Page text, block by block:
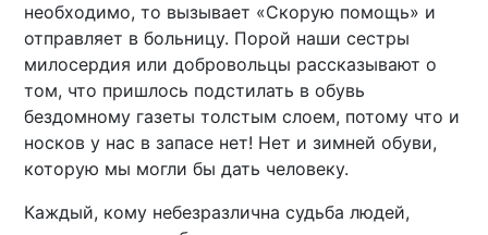
необходимо, то вызывает «Скорую помощь» и
отправляет в больницу. Порой наши сестры
милосердия или добровольцы рассказывают о
том, что пришлось подстилать в обувь
бездомному газеты толстым слоем, потому что и
носков у нас в запасе нет! Нет и зимней обуви,
которую мы могли бы дать человеку.
Каждый, кому небезразлична судьба людей,